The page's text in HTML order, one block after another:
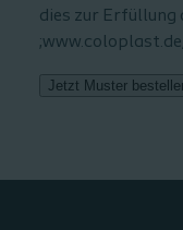
dies zur Erfüllung
Jetzt Muster